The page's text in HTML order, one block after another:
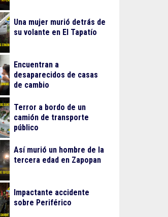
Una mujer murió detrás de
su volante en El Tapatío
Encuentran a
desaparecidos de casas
de cambio
Terror a bordo de un
camión de transporte
público
Así murió un hombre de la
tercera edad en Zapopan
Impactante accidente
sobre Periférico